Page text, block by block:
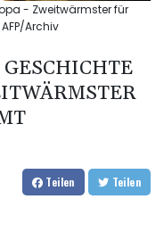
- Zweitwärmster für
Archiv
I
F
Teilen Teilen